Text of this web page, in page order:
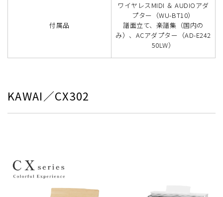
付属品
ワイヤレスMIDI ＆ AUDIOアダ
プター（WU-BT10）
譜面立て、楽譜集（国内の
み）、ACアダプター（AD-E242
50LW）
KAWAI／CX302